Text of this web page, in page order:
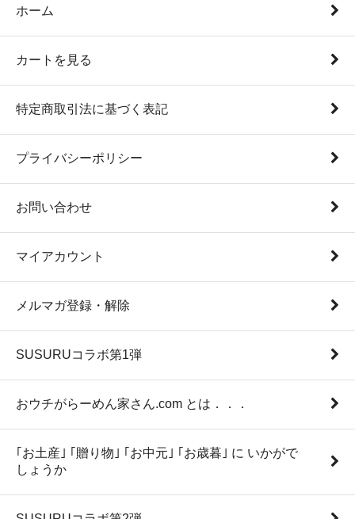
ホーム
カートを見る
特定商取引法に基づく表記
プライバシーポリシー
お問い合わせ
マイアカウント
メルマガ登録・解除
SUSURUコラボ第1弾
おウチがらーめん家さん.com とは．．．
｢お土産｣ ｢贈り物｣ ｢お中元｣ ｢お歳暮｣ に いかがで
しょうか